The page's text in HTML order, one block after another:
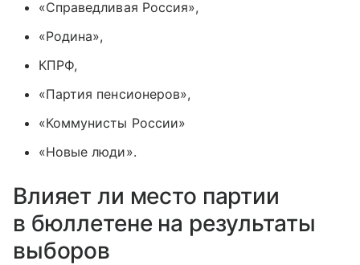
«Справедливая Россия»,
«Родина»,
КПРФ,
«Партия пенсионеров»,
«Коммунисты России»
«Новые люди».
Влияет ли место партии
в бюллетене на результаты
выборов